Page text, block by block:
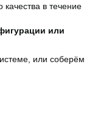
в течение
или
или соберём